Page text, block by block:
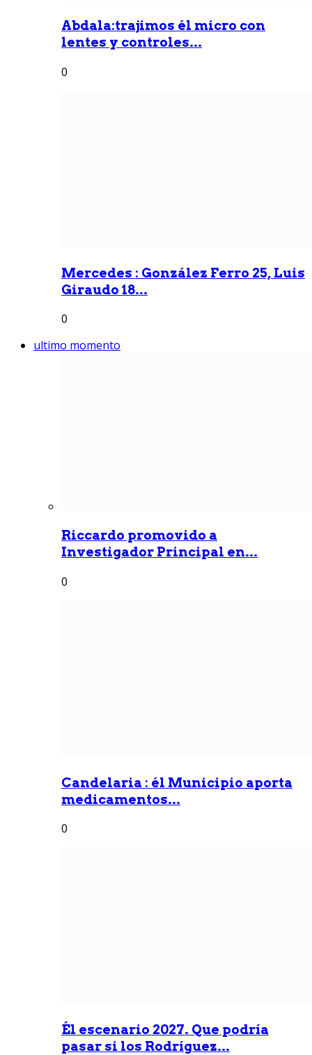
Abdala:trajimos él micro con
lentes y controles...
0
Mercedes : González Ferro 25, Luis
Giraudo 18...
0
ultimo momento
Riccardo promovido a
Investigador Principal en...
0
Candelaria : él Municipio aporta
medicamentos...
0
Él escenario 2027. Que podría
pasar si los Rodríguez...